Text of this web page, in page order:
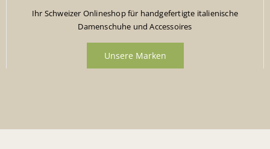
Ihr Schweizer Onlineshop für handgefertigte italienische
Damenschuhe und Accessoires
Unsere Marken